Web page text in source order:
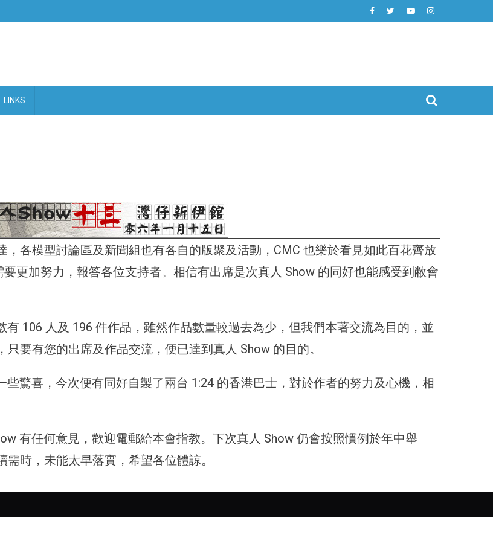
LINKS
，各模型討論區及新聞組也有各自的版聚及活動，CMC 也樂於看見如此百花齊放
更加努力，報答各位支持者。相信有出席是次真人 Show 的同好也能感受到敝會
有 106 人及 196 件作品，雖然作品數量較過去為少，但我們本著交流為目的，並
要有您的出席及作品交流，便已達到真人 Show 的目的。
些驚喜，今次便有同好自製了兩台 1:24 的香港巴士，對於作者的努力及心機，相
有任何意見，歡迎電郵給本會指教。下次真人 Show 仍會按照慣例於年中舉
時，未能太早落實，希望各位體諒。